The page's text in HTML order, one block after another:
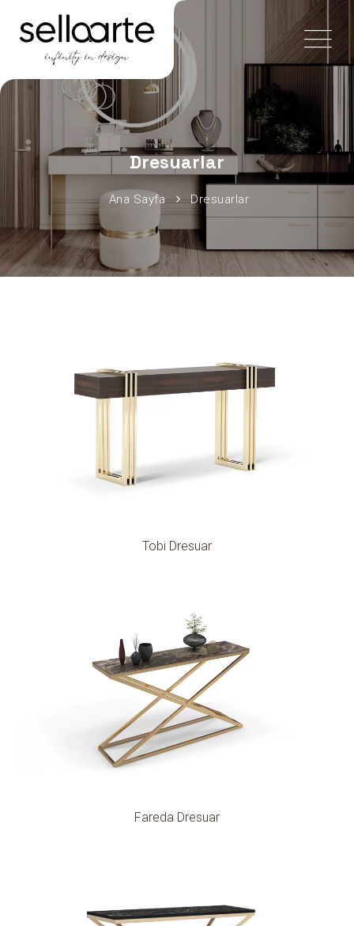
Dresuarlar
Ana Sayfa Dresuarlar
Tobi Dresuar
Fareda Dresuar